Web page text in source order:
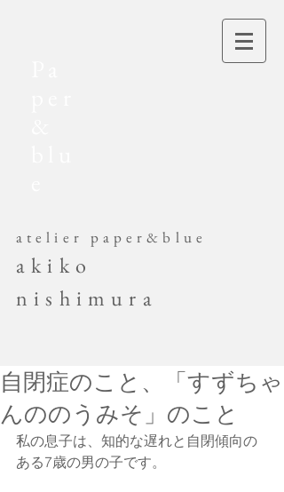
​atelier paper&blue
akiko
nishimura
自閉症のこと、「すずちゃ
んののうみそ」のこと
私の息子は、知的な遅れと自閉傾向の
ある7歳の男の子です。